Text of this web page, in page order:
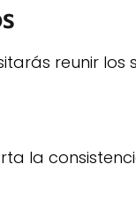
reunir
la